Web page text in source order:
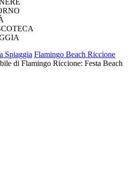
Spiaggia Flamingo Beach Riccione
di Flamingo Riccione: Festa Beach